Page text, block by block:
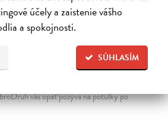
účely a zaistenie vášho
a spokojnosti.
SÚHLASÍM
málo známe miesta na Slovensku a objaviť
vás opäť pozýva na potulky po